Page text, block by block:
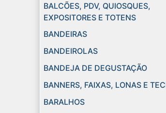
BALCÕES, PDV, QUIOSQUES,
EXPOSITORES E TOTENS
BANDEIRAS
BANDEIROLAS
BANDEJA DE DEGUSTAÇÃO
BANNERS, FAIXAS, LONAS E
BARALHOS